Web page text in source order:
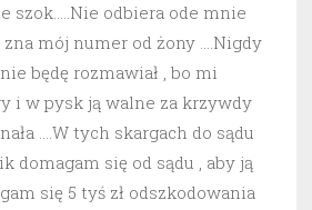
szok…..Nie odbiera ode mnie
mój numer od żony ….Nigdy
będę rozmawiał , bo mi
i w pysk ją walne za krzywdy
….W tych skargach do sądu
domagam się od sądu , aby ją
się 5 tyś zł odszkodowania